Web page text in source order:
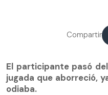
Compartir
El participante pasó
jugada que aborreció,
odiaba.